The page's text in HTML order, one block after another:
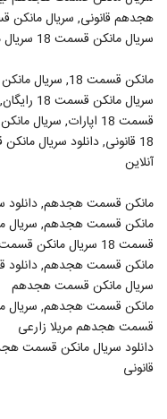
سریال مانکن قسمت 18 سریال مانکن قسمت هجدهم
آنلاین
مانکن قسمت هجدهم, دانلود
مانکن قسمت هجدهم, سریال
مانکن قسمت هجدهم, دانلود
سریال مانکن قسمت هجدهم
مانکن قسمت هجدهم, سریال
قسمت هجدهم مریلا زارعی
دانلود سریال مانکن قسمت
قانونی